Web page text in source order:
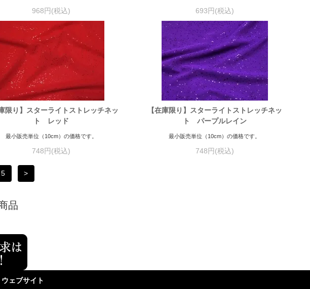
968円(税込) 693円(税込)
庫限り】スターライトストレッチネッ
ト レッド
最小販売単位（10cm）の価格です。
748円(税込)
【在庫限り】スターライトストレッチネッ
ト パープルレイン
最小販売単位（10cm）の価格です。
748円(税込)
5 >
品
ェブサイト